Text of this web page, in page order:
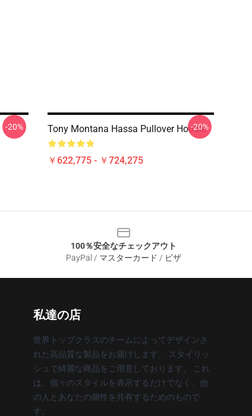
-20% Tony Montana Hassa Pullover Hoodie
￥622,775 - ￥724,275
-20%
100％安全なチェックアウト
PayPal / マスターカード / ビザ
私達の店
世界トップクラスのチームによってデザインさ
れた高品質な製品をお届けします。 スタイリッ
シュで綺麗な商品をご用意しております。 これ
は、個々のスタイルを表示するだけでなく、他
の人とあなたの個性を共有するためのもので
す。